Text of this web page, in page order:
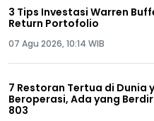
3 Tips Investasi Warren
Return Portofolio
07 Agu 2026, 10:14 WIB
7 Restoran Tertua di Dunia
Beroperasi, Ada yang
803